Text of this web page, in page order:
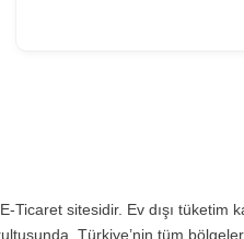
sitesidir. Ev dışı tüketim
Türkiye’nin tüm